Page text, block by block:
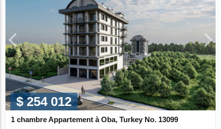
$ 254 012
1 chambre Appartement à Oba, Turkey No. 13099